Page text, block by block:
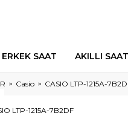
ERKEK SAAT AKILLI SAAT
Casio CASIO LTP-1215A-